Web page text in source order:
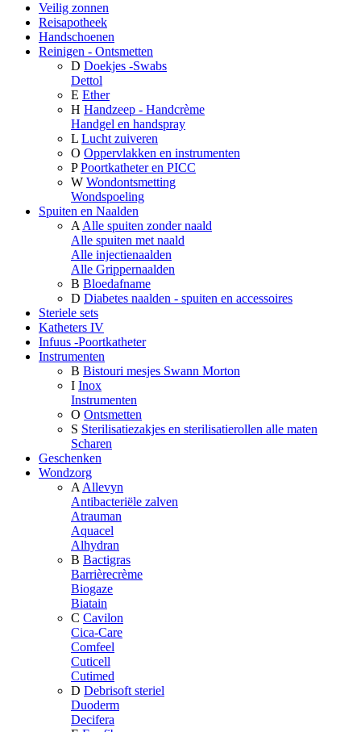
Veilig zonnen
Reisapotheek
Handschoenen
Reinigen - Ontsmetten
D Doekjes -Swabs
Dettol
E Ether
H Handzeep - Handcrème
Handgel en handspray
L Lucht zuiveren
O Oppervlakken en instrumenten
P Poortkatheter en PICC
W Wondontsmetting
Wondspoeling
Spuiten en Naalden
A Alle spuiten zonder naald
Alle spuiten met naald
Alle injectienaalden
Alle Grippernaalden
B Bloedafname
D Diabetes naalden - spuiten en accessoires
Steriele sets
Katheters IV
Infuus -Poortkatheter
Instrumenten
B Bistouri mesjes Swann Morton
I Inox
Instrumenten
O Ontsmetten
S Sterilisatiezakjes en sterilisatierollen alle maten
Scharen
Geschenken
Wondzorg
A Allevyn
Antibacteriële zalven
Atrauman
Aquacel
Alhydran
B Bactigras
Barrièrecrème
Biogaze
Biatain
C Cavilon
Cica-Care
Comfeel
Cuticell
Cutimed
D Debrisoft steriel
Duoderm
Decifera